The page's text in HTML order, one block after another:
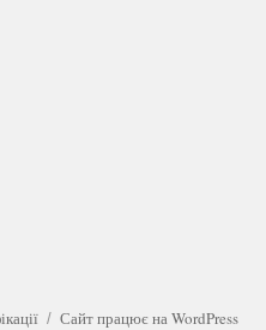
Сайт працює на WordPress